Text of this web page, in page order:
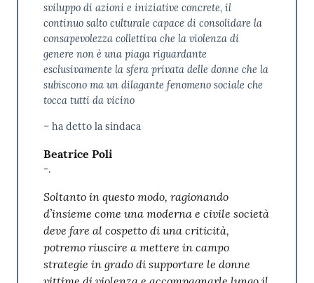
sviluppo di azioni e iniziative concrete, il
continuo salto culturale capace di consolidare la
consapevolezza collettiva che la violenza di
genere non è una piaga riguardante
esclusivamente la sfera privata delle donne che la
subiscono ma un dilagante fenomeno sociale che
tocca tutti da vicino
– ha detto la sindaca
Beatrice Poli
-.
Soltanto in questo modo, ragionando
d’insieme come una moderna e civile società
deve fare al cospetto di una criticità,
potremo riuscire a mettere in campo
strategie in grado di supportare le donne